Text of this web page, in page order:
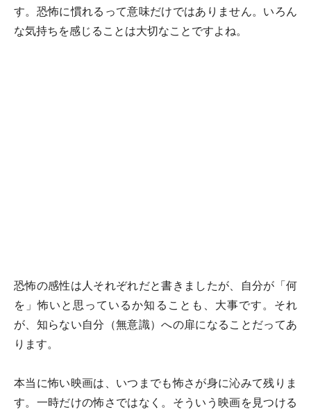
す。恐怖に慣れるって意味だけではありません。いろん
な気持ちを感じることは大切なことですよね。
恐怖の感性は人それぞれだと書きましたが、自分が「何
を」怖いと思っているか知ることも、大事です。それ
が、知らない自分（無意識）への扉になることだってあ
ります。
本当に怖い映画は、いつまでも怖さが身に沁みて残りま
す。一時だけの怖さではなく。そういう映画を見つける